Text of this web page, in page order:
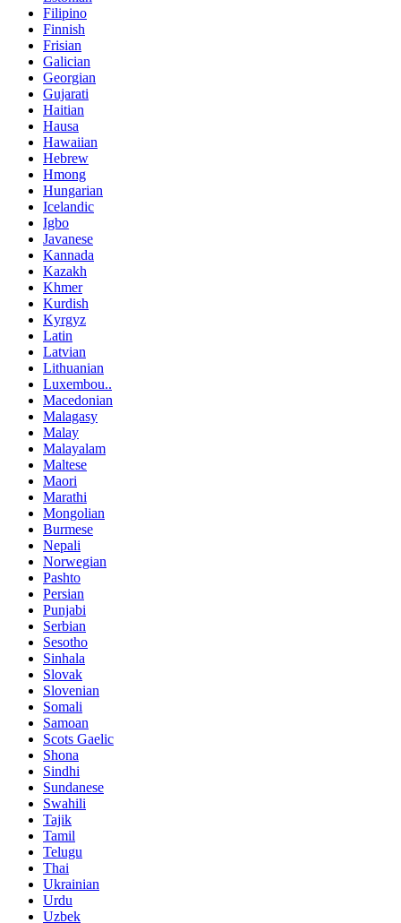
Filipino
Finnish
Frisian
Galician
Georgian
Gujarati
Haitian
Hausa
Hawaiian
Hebrew
Hmong
Hungarian
Icelandic
Igbo
Javanese
Kannada
Kazakh
Khmer
Kurdish
Kyrgyz
Latin
Latvian
Lithuanian
Luxembou..
Macedonian
Malagasy
Malay
Malayalam
Maltese
Maori
Marathi
Mongolian
Burmese
Nepali
Norwegian
Pashto
Persian
Punjabi
Serbian
Sesotho
Sinhala
Slovak
Slovenian
Somali
Samoan
Scots Gaelic
Shona
Sindhi
Sundanese
Swahili
Tajik
Tamil
Telugu
Thai
Ukrainian
Urdu
Uzbek